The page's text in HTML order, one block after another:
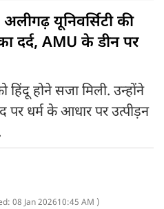
यूनिवर्सिटी की
दर्द, AMU के डीन पर
हिंदू होने सजा मिली. उन्होंने
धर्म के आधार पर उत्पीड़न
08 Jan 202610:45 AM )